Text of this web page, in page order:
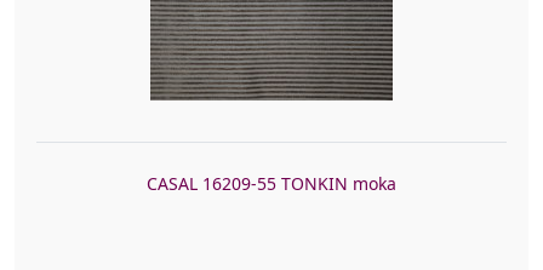
CASAL 16209-55 TONKIN moka